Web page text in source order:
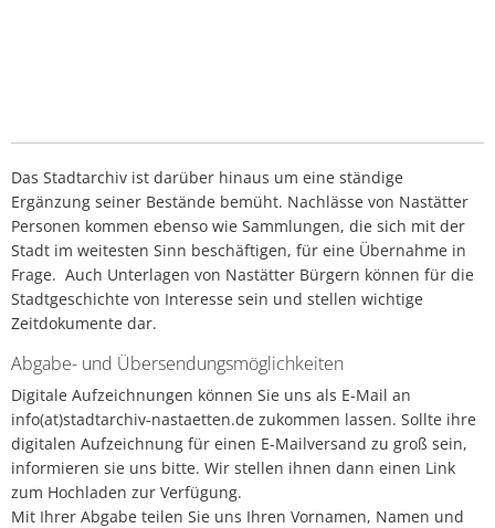
Das Stadtarchiv ist darüber hinaus um eine ständige
Ergänzung seiner Bestände bemüht. Nachlässe von Nastätter
Personen kommen ebenso wie Sammlungen, die sich mit der
Stadt im weitesten Sinn beschäftigen, für eine Übernahme in
Frage. Auch Unterlagen von Nastätter Bürgern können für die
Stadtgeschichte von Interesse sein und stellen wichtige
Zeitdokumente dar.
Abgabe- und Übersendungsmöglichkeiten
Digitale Aufzeichnungen können Sie uns als E-Mail an
info(at)stadtarchiv-nastaetten.de zukommen lassen. Sollte ihre
digitalen Aufzeichnung für einen E-Mailversand zu groß sein,
informieren sie uns bitte. Wir stellen ihnen dann einen Link
zum Hochladen zur Verfügung.
Mit Ihrer Abgabe teilen Sie uns Ihren Vornamen, Namen und